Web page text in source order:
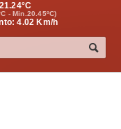
21.24°C
- Min.20.45ºC)
4.02 Km/h